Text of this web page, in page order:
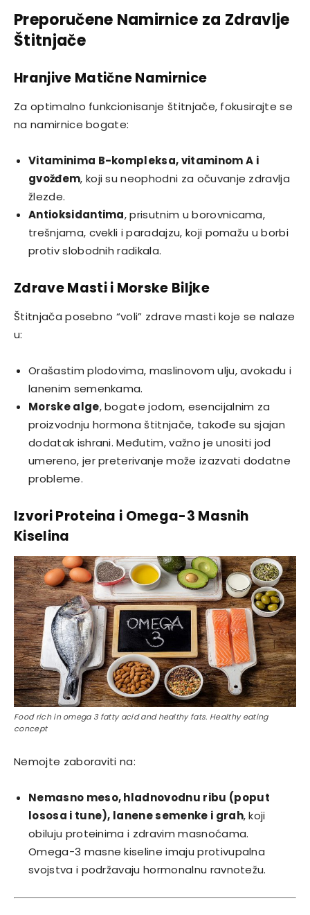
Preporučene Namirnice za Zdravlje
Štitnjače
Hranjive Matične Namirnice
Za optimalno funkcionisanje štitnjače, fokusirajte se
na namirnice bogate:
Vitaminima B-kompleksa, vitaminom A i
gvožđem, koji su neophodni za očuvanje zdravlja
žlezde.
Antioksidantima, prisutnim u borovnicama,
trešnjama, cvekli i paradajzu, koji pomažu u borbi
protiv slobodnih radikala.
Zdrave Masti i Morske Biljke
Štitnjača posebno “voli” zdrave masti koje se nalaze
u:
Orašastim plodovima, maslinovom ulju, avokadu i
lanenim semenkama.
Morske alge, bogate jodom, esencijalnim za
proizvodnju hormona štitnjače, takođe su sjajan
dodatak ishrani. Međutim, važno je unositi jod
umereno, jer preterivanje može izazvati dodatne
probleme.
Izvori Proteina i Omega-3 Masnih
Kiselina
Food rich in omega 3 fatty acid and healthy fats. Healthy eating
concept
Nemojte zaboraviti na:
Nemasno meso, hladnovodnu ribu (poput
lososa i tune), lanene semenke i grah, koji
obiluju proteinima i zdravim masnoćama.
Omega-3 masne kiseline imaju protivupalna
svojstva i podržavaju hormonalnu ravnotežu.